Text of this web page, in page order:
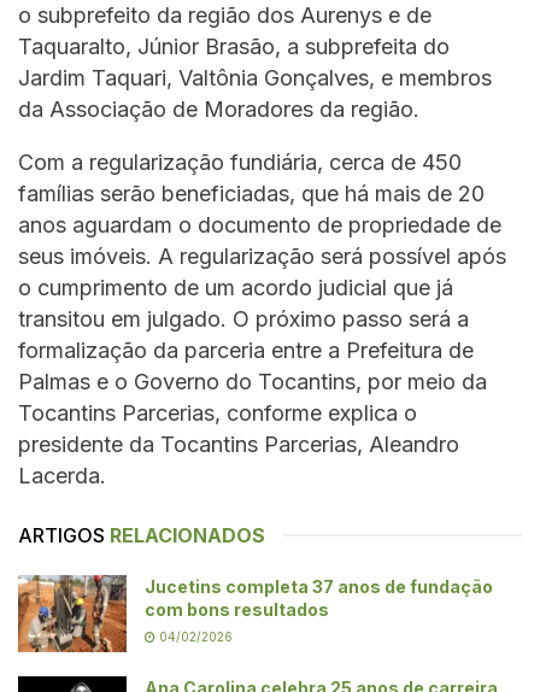
o subprefeito da região dos Aurenys e de
Taquaralto, Júnior Brasão, a subprefeita do
Jardim Taquari, Valtônia Gonçalves, e membros
da Associação de Moradores da região.
Com a regularização fundiária, cerca de 450
famílias serão beneficiadas, que há mais de 20
anos aguardam o documento de propriedade de
seus imóveis. A regularização será possível após
o cumprimento de um acordo judicial que já
transitou em julgado. O próximo passo será a
formalização da parceria entre a Prefeitura de
Palmas e o Governo do Tocantins, por meio da
Tocantins Parcerias, conforme explica o
presidente da Tocantins Parcerias, Aleandro
Lacerda.
ARTIGOS RELACIONADOS
Jucetins completa 37 anos de fundação
com bons resultados
04/02/2026